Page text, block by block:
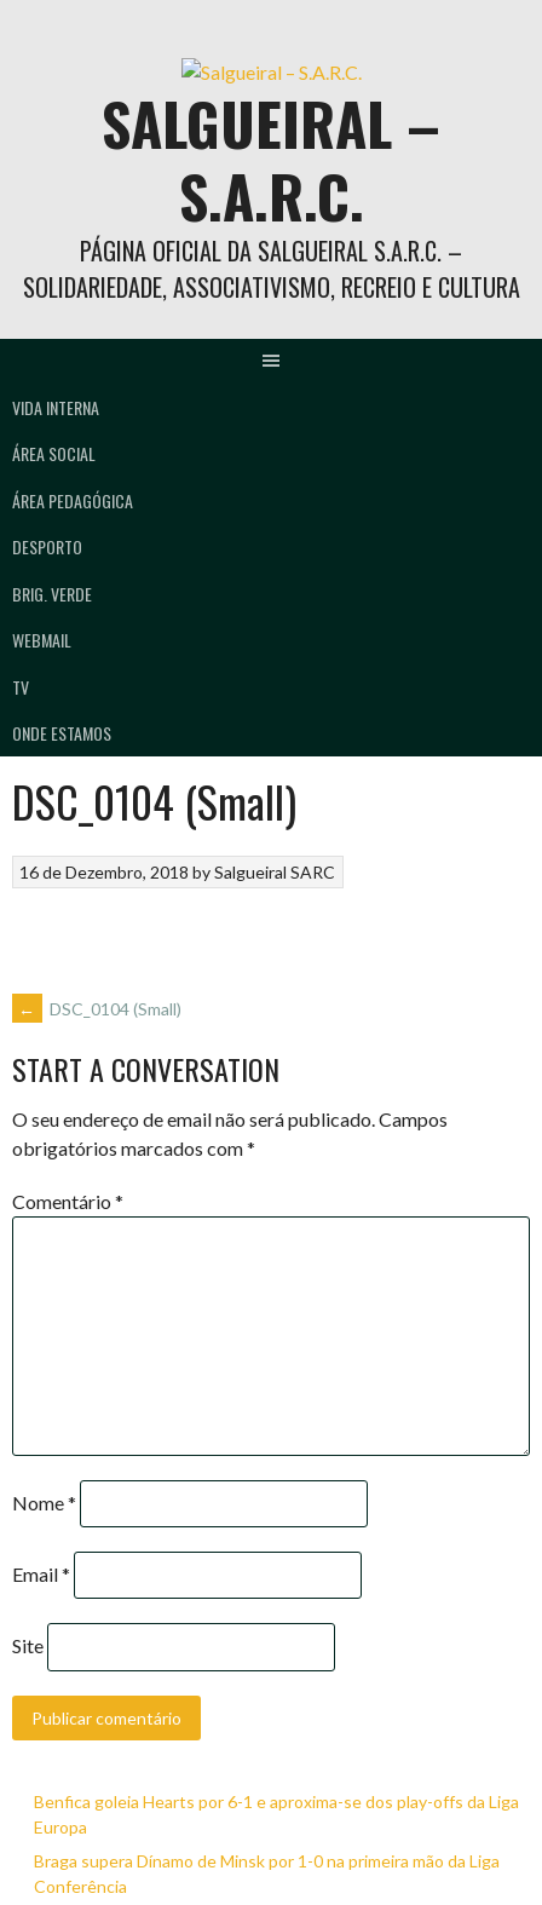
SALGUEIRAL –
S.A.R.C.
PÁGINA OFICIAL DA SALGUEIRAL S.A.R.C. –
SOLIDARIEDADE, ASSOCIATIVISMO, RECREIO E CULTURA
VIDA INTERNA
ÁREA SOCIAL
ÁREA PEDAGÓGICA
DESPORTO
BRIG. VERDE
WEBMAIL
TV
ONDE ESTAMOS
DSC_0104 (Small)
16 de Dezembro, 2018 bySalgueiral SARC
POST
NAVIGATION
← DSC_0104 (Small)
START A CONVERSATION
O seu endereço de email não será publicado.Campos
obrigatórios marcados com*
Comentário *
Nome*
Email*
Site
Benfica goleia Hearts por 6-1 e aproxima-se dos play-offs da Liga
Europa
Braga supera Dínamo de Minsk por 1-0 na primeira mão da Liga
Conferência